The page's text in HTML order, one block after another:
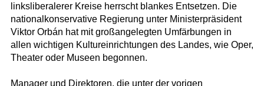
linksliberalerer Kreise herrscht blankes Entsetzen. Die
nationalkonservative Regierung unter Ministerpräsident
Viktor Orbán hat mit großangelegten Umfärbungen in
allen wichtigen Kultureinrichtungen des Landes, wie Oper,
Theater oder Museen begonnen.
Manager und Direktoren, die unter der vorigen